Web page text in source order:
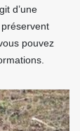
d’une
pouvez